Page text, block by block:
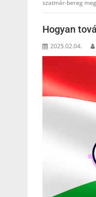
szatmár-bereg
Hogyan
2025.02.04.